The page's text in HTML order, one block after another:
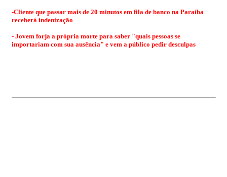
-Cliente que passar mais de 20 minutos em fila de banco na Paraíba
receberá indenização
- Jovem forja a própria morte para saber "quais pessoas se
importariam com sua ausência" e vem a público pedir desculpas